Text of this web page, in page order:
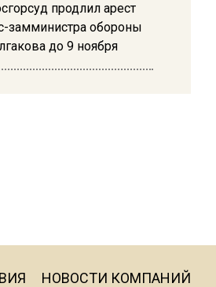
продлил арест
замминистра обороны
до 9 ноября
2 августа
НОВОСТИ КОМПАНИЙ